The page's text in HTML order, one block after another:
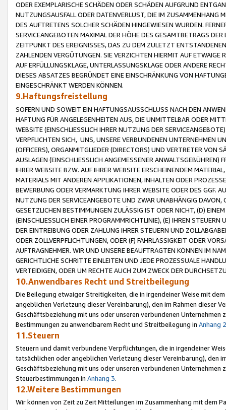
ODER EXEMPLARISCHE SCHÄDEN ODER SCHÄDEN AUFGRUND
NUTZUNGSAUSFALL ODER DATENVERLUST, DIE IM ZUSAMMENHANG
DES AUFTRETENS SOLCHER SCHÄDEN HINGEWIESEN WURDEN.
SERVICEANGEBOTEN MAXIMAL DER HÖHE DES GESAMTBETRAGS
ZEITPUNKT DES EREIGNISSES, DAS ZU DEM ZULETZT
ZAHLENDEN VERGÜTUNGEN. SIE VERZICHTEN HIERMIT AUF
AUF ERFÜLLUNGSKLAGE, UNTERLASSUNGSKLAGE ODER ANDERE
DIESES ABSATZES BEGRÜNDET EINE EINSCHRÄNKUNG VON
EINGESCHRÄNKT WERDEN KÖNNEN.
9.Haftungsfreistellung
SOFERN UND SOWEIT EIN HAFTUNGSAUSSCHLUSS NACH DEN
HAFTUNG FÜR ANGELEGENHEITEN AUS, DIE UNMITTELBAR ODER
WEBSITE (EINSCHLIESSLICH IHRER NUTZUNG DER
VERPFLICHTEN SICH, UNS, UNSERE VERBUNDENEN UNTERNEHMEN
(OFFICERS), ORGANMITGLIEDER (DIRECTORS) UND VERTRETER VON
AUSLAGEN (EINSCHLIESSLICH ANGEMESSENER
IHRER WEBSITE BZW. AUF IHRER WEBSITE ERSCHEINENDEM
MATERIALS MIT ANDEREN APPLIKATIONEN, INHALTEN ODER
BEWERBUNG ODER VERMARKTUNG IHRER WEBSITE ODER DES GGF.
NUTZUNG DER SERVICEANGEBOTE UND ZWAR UNABHÄNGIG
GESETZLICHEN BESTIMMUNGEN ZULÄSSIG IST ODER NICHT, (D)
(EINSCHLIESSLICH EINER PROGRAMMRICHTLINIE), (E) IHREN
DER EINTREIBUNG ODER ZAHLUNG IHRER STEUERN UND
ODER ZOLLVERPFLICHTUNGEN, ODER (F) FAHRLÄSSIGKEIT ODER
AUFTRAGNEHMER. WIR UND UNSERE BEAUFTRAGTEN KÖNNEN IM
GERICHTLICHE SCHRITTE EINLEITEN UND JEDE PROZESSUALE
VERTEIDIGEN, ODER UM RECHTE AUCH ZUM ZWECK DER
10.Anwendbares Recht und Streitbeilegung
Die Beilegung etwaiger Streitigkeiten, die in irgendeiner Weise mit
angeblichen Verletzung dieser Vereinbarung), den im Rahmen dieser
Geschäftsbeziehung mit uns oder unseren verbundenen
Bestimmungen zu anwendbarem Recht und Streitbeilegung in Anhang 2
11.Steuern
Steuern und damit verbundene Verpflichtungen, die in irgendeiner
tatsächlichen oder angeblichen Verletzung dieser Vereinbarung), den
Geschäftsbeziehung mit uns oder unseren verbundenen
Steuerbestimmungen in Anhang 3.
12.Weitere Bestimmungen
Wir können von Zeit zu Zeit Mitteilungen im Zusammenhang mit dem